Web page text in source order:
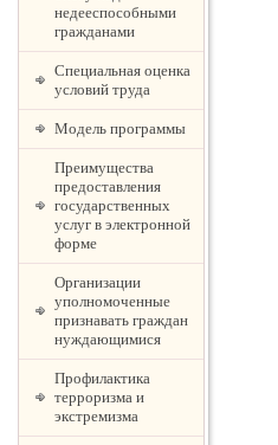
недееспособными
гражданами
Специальная оценка
условий труда
Модель программы
Преимущества
предоставления
государственных
услуг в электронной
форме
Организации
уполномоченные
признавать граждан
нуждающимися
Профилактика
терроризма и
экстремизма